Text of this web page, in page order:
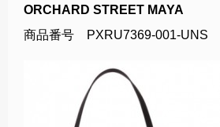
ORCHARD STREET MAYA
商品番号 PXRU7369-001-UNS